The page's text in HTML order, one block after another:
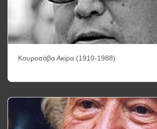
Κουροσάβα Ακίρα (1910-1988)